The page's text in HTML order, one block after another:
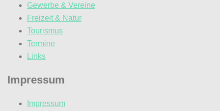
Gewerbe & Vereine
Freizeit & Natur
Tourismus
Termine
Links
Impressum
Impressum